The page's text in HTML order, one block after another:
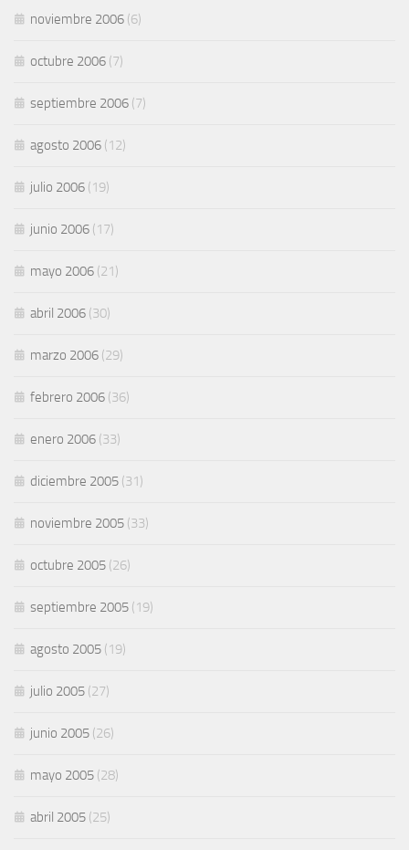
noviembre 2006 (6)
octubre 2006 (7)
septiembre 2006 (7)
agosto 2006 (12)
julio 2006 (19)
junio 2006 (17)
mayo 2006 (21)
abril 2006 (30)
marzo 2006 (29)
febrero 2006 (36)
enero 2006 (33)
diciembre 2005 (31)
noviembre 2005 (33)
octubre 2005 (26)
septiembre 2005 (19)
agosto 2005 (19)
julio 2005 (27)
junio 2005 (26)
mayo 2005 (28)
abril 2005 (25)